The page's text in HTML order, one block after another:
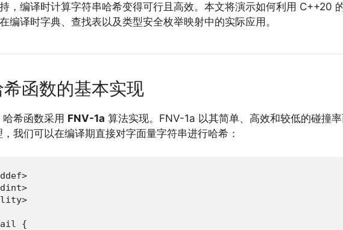
，编译时计算字符串哈希变得可行且高效。本文将演示如何利用 C++20
编译时字典、查找表以及类型安全枚举映射中的实际应用。
希函数的基本实现
哈希函数采用 FNV-1a 算法实现。FNV-1a 以其简单、高效和较低的碰撞
，我们可以在编译期直接对字面量字符串进行哈希：
{